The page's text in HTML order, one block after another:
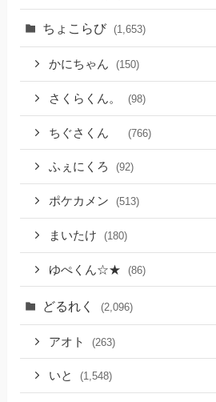
ちょこらび (1,653)
かにちゃん (150)
さくらくん。 (98)
ちぐさくん (766)
ふぇにくろ (92)
ポケカメン (513)
まいたけ (180)
ゆぺくん☆★ (86)
どるれく (2,096)
アオト (263)
いと (1,548)